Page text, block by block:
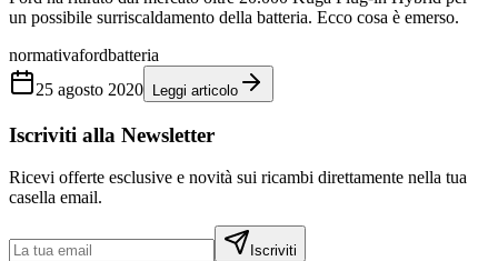
un possibile surriscaldamento della batteria. Ecco cosa è emerso.
normativafordbatteria
25 agosto 2020
Leggi articolo
Iscriviti alla Newsletter
Ricevi offerte esclusive e novità sui ricambi direttamente nella tua
casella email.
Iscriviti